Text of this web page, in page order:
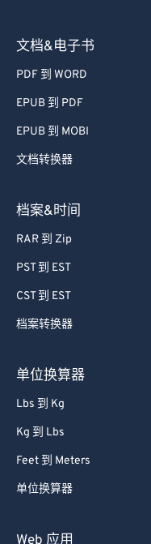
文档&电子书
PDF 到 WORD
EPUB 到 PDF
EPUB 到 MOBI
文档转换器
档案&时间
RAR 到 Zip
PST 到 EST
CST 到 EST
档案转换器
单位换算器
Lbs 到 Kg
Kg 到 Lbs
Feet 到 Meters
单位换算器